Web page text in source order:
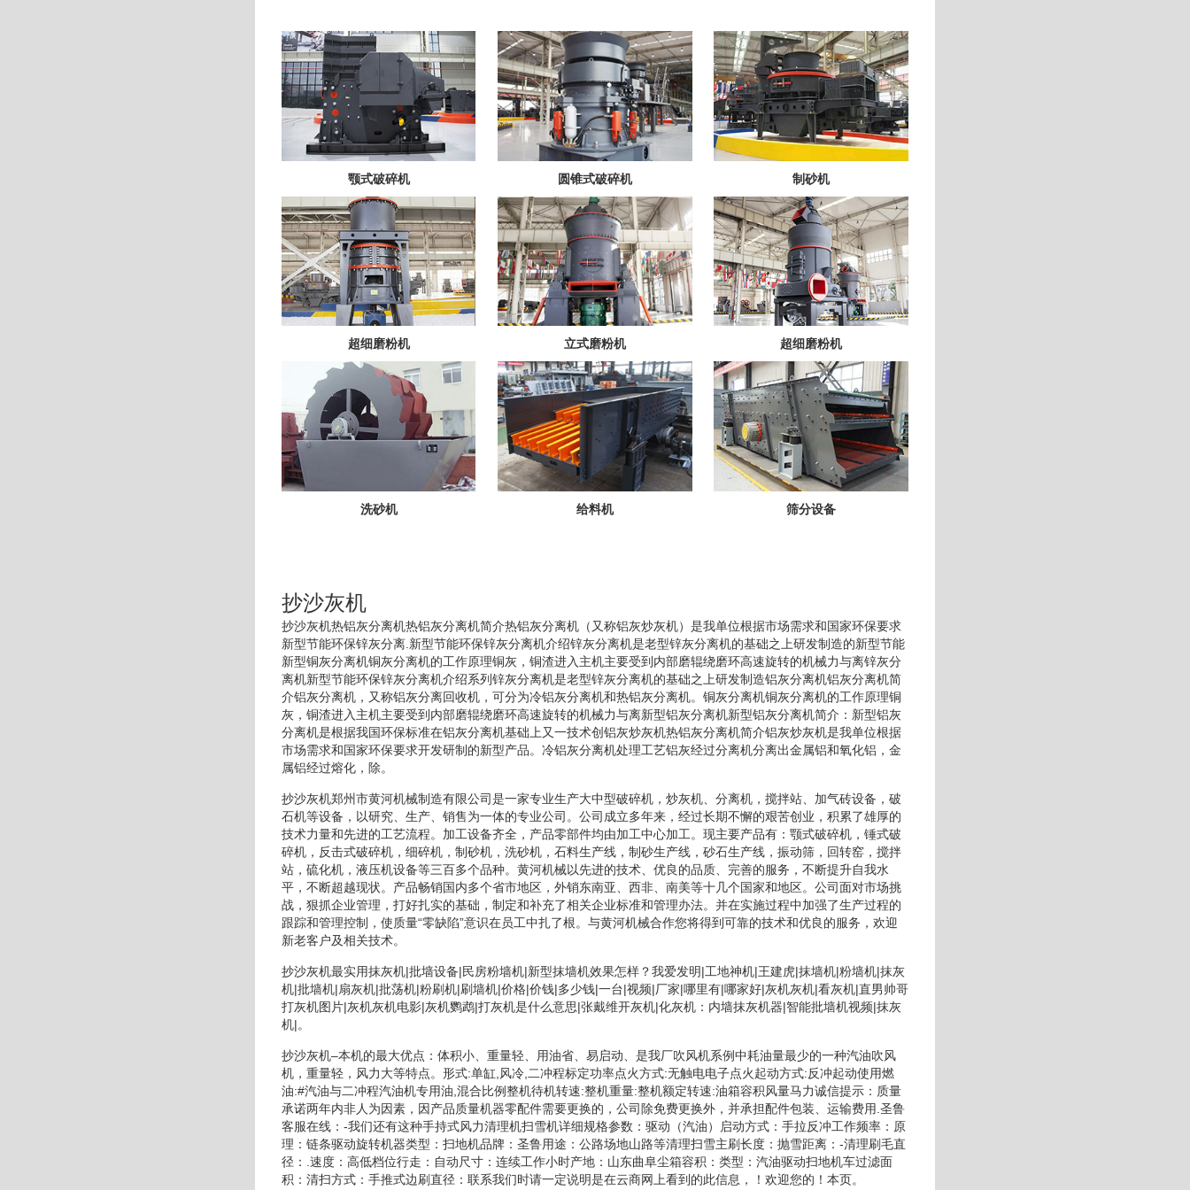
颚式破碎机 圆锥式破碎机 制砂机
超细磨粉机 立式磨粉机 超细磨粉机
洗砂机 给料机 筛分设备
抄沙灰机
抄沙灰机热铝灰分离机热铝灰分离机简介热铝灰分离机（又称铝灰炒灰机）是我单位根据市场需求和国家环保要求
新型节能环保锌灰分离.新型节能环保锌灰分离机介绍锌灰分离机是老型锌灰分离机的基础之上研发制造的新型节能
新型铜灰分离机铜灰分离机的工作原理铜灰，铜渣进入主机主要受到内部磨辊绕磨环高速旋转的机械力与离锌灰分
离机新型节能环保锌灰分离机介绍系列锌灰分离机是老型锌灰分离机的基础之上研发制造铝灰分离机铝灰分离机简
介铝灰分离机，又称铝灰分离回收机，可分为冷铝灰分离机和热铝灰分离机。铜灰分离机铜灰分离机的工作原理铜
灰，铜渣进入主机主要受到内部磨辊绕磨环高速旋转的机械力与离新型铝灰分离机新型铝灰分离机简介：新型铝灰
分离机是根据我国环保标准在铝灰分离机基础上又一技术创铝灰炒灰机热铝灰分离机简介铝灰炒灰机是我单位根据
市场需求和国家环保要求开发研制的新型产品。冷铝灰分离机处理工艺铝灰经过分离机分离出金属铝和氧化铝，金
属铝经过熔化，除。
抄沙灰机郑州市黄河机械制造有限公司是一家专业生产大中型破碎机，炒灰机、分离机，搅拌站、加气砖设备，破
石机等设备，以研究、生产、销售为一体的专业公司。公司成立多年来，经过长期不懈的艰苦创业，积累了雄厚的
技术力量和先进的工艺流程。加工设备齐全，产品零部件均由加工中心加工。现主要产品有：颚式破碎机，锤式破
碎机，反击式破碎机，细碎机，制砂机，洗砂机，石料生产线，制砂生产线，砂石生产线，振动筛，回转窑，搅拌
站，硫化机，液压机设备等三百多个品种。黄河机械以先进的技术、优良的品质、完善的服务，不断提升自我水
平，不断超越现状。产品畅销国内多个省市地区，外销东南亚、西非、南美等十几个国家和地区。公司面对市场挑
战，狠抓企业管理，打好扎实的基础，制定和补充了相关企业标准和管理办法。并在实施过程中加强了生产过程的
跟踪和管理控制，使质量“零缺陷”意识在员工中扎了根。与黄河机械合作您将得到可靠的技术和优良的服务，欢迎
新老客户及相关技术。
抄沙灰机最实用抹灰机|批墙设备|民房粉墙机|新型抹墙机效果怎样？我爱发明|工地神机|王建虎|抹墙机|粉墙机|抹灰
机|批墙机|扇灰机|批荡机|粉刷机|刷墙机|价格|价钱|多少钱|一台|视频|厂家|哪里有|哪家好|灰机灰机|看灰机|直男帅哥
打灰机图片|灰机灰机电影|灰机鹦鹉|打灰机是什么意思|张戴维开灰机|化灰机：内墙抹灰机器|智能批墙机视频|抹灰
机|。
抄沙灰机–本机的最大优点：体积小、重量轻、用油省、易启动、是我厂吹风机系例中耗油量最少的一种汽油吹风
机，重量轻，风力大等特点。形式:单缸,风冷,二冲程标定功率点火方式:无触电电子点火起动方式:反冲起动使用燃
油:#汽油与二冲程汽油机专用油,混合比例整机待机转速:整机重量:整机额定转速:油箱容积风量马力诚信提示：质量
承诺两年内非人为因素，因产品质量机器零配件需要更换的，公司除免费更换外，并承担配件包装、运输费用.圣鲁
客服在线：-我们还有这种手持式风力清理机扫雪机详细规格参数：驱动（汽油）启动方式：手拉反冲工作频率：原
理：链条驱动旋转机器类型：扫地机品牌：圣鲁用途：公路场地山路等清理扫雪主刷长度：抛雪距离：-清理刷毛直
径：.速度：高低档位行走：自动尺寸：连续工作小时产地：山东曲阜尘箱容积：类型：汽油驱动扫地机车过滤面
积：清扫方式：手推式边刷直径：联系我们时请一定说明是在云商网上看到的此信息，！欢迎您的！本页。